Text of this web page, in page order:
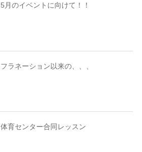
5月のイベントに向けて！！
フラネーション以来の、、、
体育センター合同レッスン